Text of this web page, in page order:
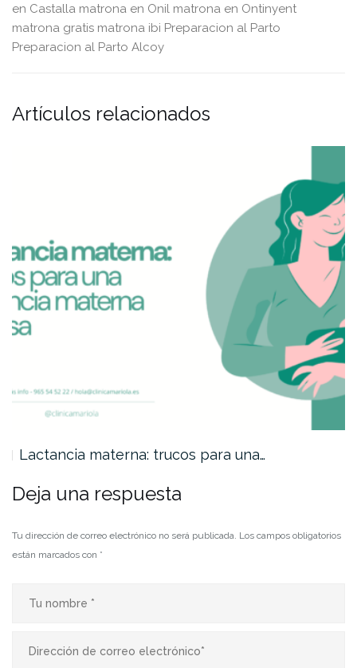
en Castalla matrona en Onil matrona en Ontinyent
matrona gratis matrona ibi Preparacion al Parto
Preparacion al Parto Alcoy
Artículos relacionados
Plan de parto con matrona…
Deja una respuesta
Tu dirección de correo electrónico no será publicada. Los campos obligatorios
están marcados con *